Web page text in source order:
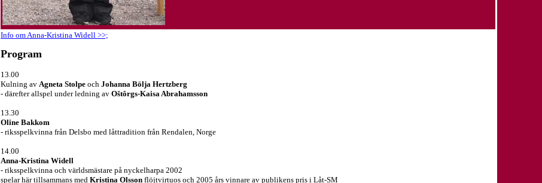
Info om Anna-Kristina Widell >>;
Program
13.00
Kulning av Agneta Stolpe och Johanna Bölja Hertzberg
- därefter allspel under ledning av Oštôrgs-Kaisa Abrahamsson
13.30
Oline Bakkom
- riksspelkvinna från Delsbo med låttradition från Rendalen, Norge
14.00
Anna-Kristina Widell
- riksspelkvinna och världsmästare på nyckelharpa 2002
spelar här tillsammans med Kristina Olsson flöjtvirtuos och 2005 års vinnare av publikens pris i Låt-SM